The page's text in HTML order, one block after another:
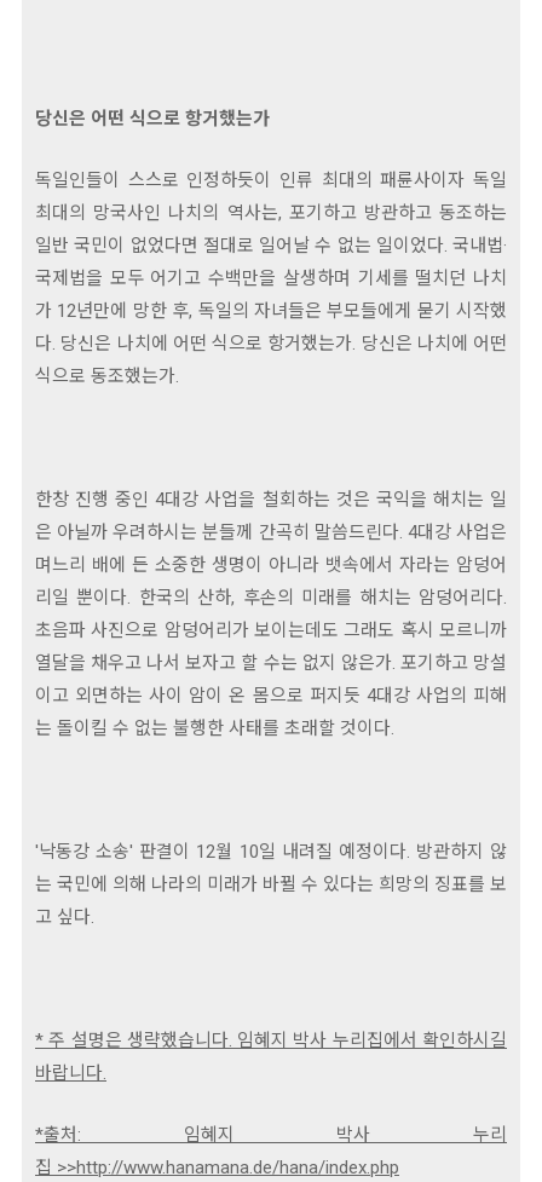
당신은 어떤 식으로 항거했는가
독일인들이 스스로 인정하듯이 인류 최대의 패륜사이자 독일
최대의 망국사인 나치의 역사는, 포기하고 방관하고 동조하는
일반 국민이 없었다면 절대로 일어날 수 없는 일이었다. 국내법·
국제법을 모두 어기고 수백만을 살생하며 기세를 떨치던 나치
가 12년만에 망한 후, 독일의 자녀들은 부모들에게 묻기 시작했
다. 당신은 나치에 어떤 식으로 항거했는가. 당신은 나치에 어떤
식으로 동조했는가.
한창 진행 중인 4대강 사업을 철회하는 것은 국익을 해치는 일
은 아닐까 우려하시는 분들께 간곡히 말씀드린다. 4대강 사업은
며느리 배에 든 소중한 생명이 아니라 뱃속에서 자라는 암덩어
리일 뿐이다. 한국의 산하, 후손의 미래를 해치는 암덩어리다.
초음파 사진으로 암덩어리가 보이는데도 그래도 혹시 모르니까
열달을 채우고 나서 보자고 할 수는 없지 않은가. 포기하고 망설
이고 외면하는 사이 암이 온 몸으로 퍼지듯 4대강 사업의 피해
는 돌이킬 수 없는 불행한 사태를 초래할 것이다.
'낙동강 소송' 판결이 12월 10일 내려질 예정이다. 방관하지 않
는 국민에 의해 나라의 미래가 바뀔 수 있다는 희망의 징표를 보
고 싶다.
* 주 설명은 생략했습니다. 임혜지 박사 누리집에서 확인하시길
바랍니다.
*출처: 임혜지 박사 누리
집 >>http://www.hanamana.de/hana/index.php